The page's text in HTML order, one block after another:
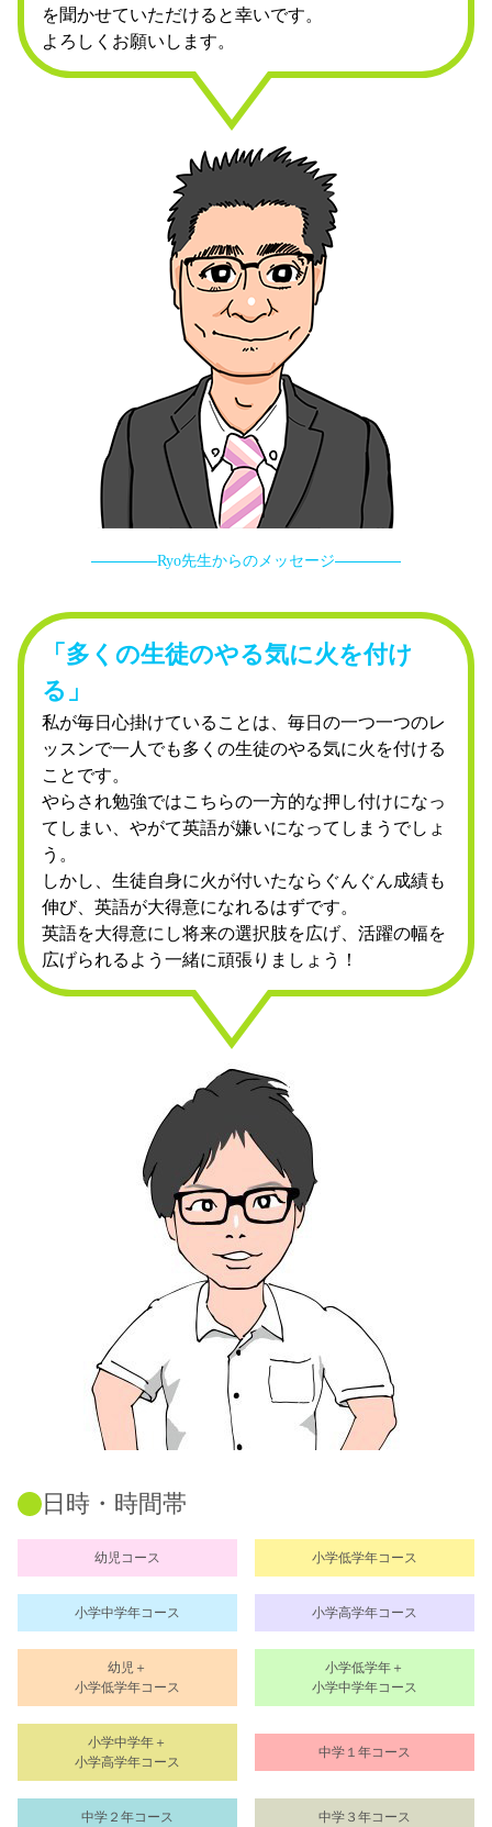
を聞かせていただけると幸いです。
よろしくお願いします。
Ryo先生からのメッセージ
「多くの生徒のやる気に火を付け
る」
私が毎日心掛けていることは、毎日の一つ一つのレ
ッスンで一人でも多くの生徒のやる気に火を付ける
ことです。
やらされ勉強ではこちらの一方的な押し付けになっ
てしまい、やがて英語が嫌いになってしまうでしょ
う。
しかし、生徒自身に火が付いたならぐんぐん成績も
伸び、英語が大得意になれるはずです。
英語を大得意にし将来の選択肢を広げ、活躍の幅を
広げられるよう一緒に頑張りましょう！
日時・時間帯
幼児コース 小学低学年コース
小学中学年コース 小学高学年コース
幼児＋
小学低学年コース
小学低学年＋
小学中学年コース
小学中学年＋
小学高学年コース
中学１年コース
中学２年コース 中学３年コース